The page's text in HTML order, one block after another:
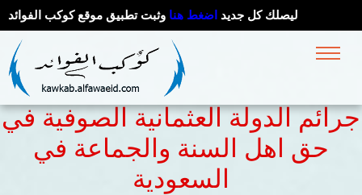
ليصلك كل جديد اضغط هنا وثبت تطبيق موقع كوكب الفوائد
جرائم الدولة العثمانية الصوفية في
حق اهل السنة والجماعة في
السعودية